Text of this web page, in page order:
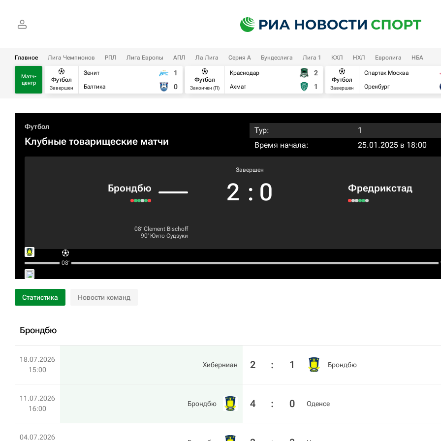
Главное Лига Чемпионов РПЛ Лига Европы АПЛ Ла Лига Серия А Бундеслига Лига 1 КХЛ НХЛ Евролига НБА
Матч-
центр
Футбол
Завершен
Зенит
Балтика
1
0
Футбол
Закончен (П)
Краснодар
Ахмат
2
1
Футбол
Завершен
Спартак Москва
Оренбург
Футбол
Клубные товарищеские матчи
Тур:
1
Время начала:
25.01.2025 в 18:00
Брондбю
Завершен
2 : 0 Фредрикстад
08‎’‎ Clement Bischoff
90‎’‎ Юито Судзуки
08‎’‎
Статистика Новости команд
Брондбю
18.07.2026
15:00
Хиберниан 2 : 1 Брондбю
11.07.2026
16:00
Брондбю 4 : 0 Оденсе
04.07.2026